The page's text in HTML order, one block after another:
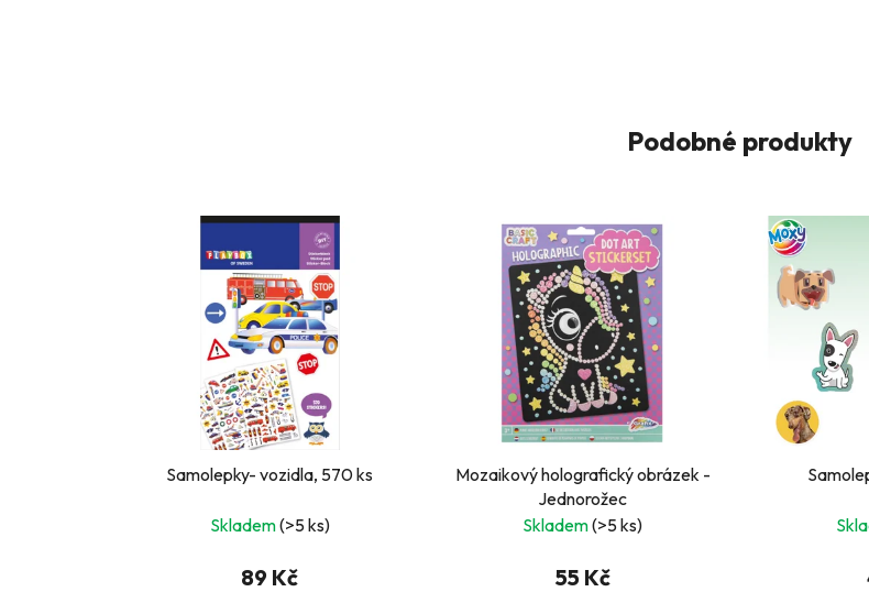
Podobné produkty
Samolepky- vozidla, 570 ks
Skladem(>5 ks)
89 Kč
Mozaikový holografický obrázek -
Jednorožec
Skladem(>5 ks)
55 Kč